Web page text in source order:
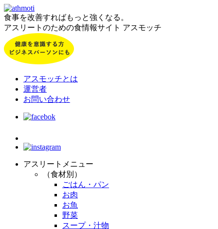
食事を改善すればもっと強くなる。
アスリートのための食情報サイト アスモッチ
アスモッチとは
運営者
お問い合わせ
アスリートメニュー
（食材別）
ごはん・パン
お肉
お魚
野菜
スープ・汁物